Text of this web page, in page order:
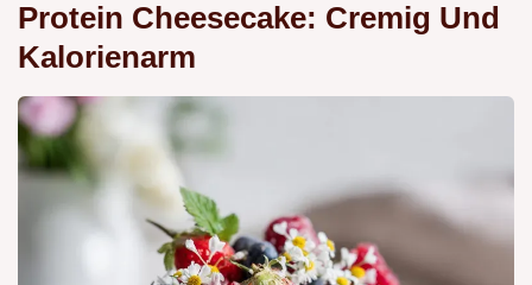
Protein Cheesecake: Cremig Und
Kalorienarm